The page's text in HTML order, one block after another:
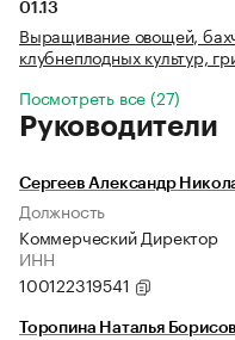
01.13
Выращивание овощей,
клубнеплодных культур,
Посмотреть все (27)
Руководители
Сергеев Александр
Должность
Коммерческий Директор
ИНН
100122319541
Торопина Наталья